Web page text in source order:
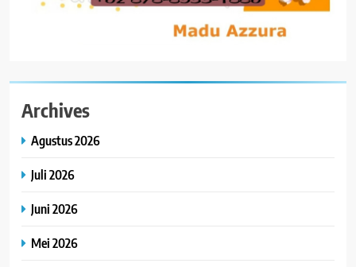
Archives
Agustus 2026
Juli 2026
Juni 2026
Mei 2026